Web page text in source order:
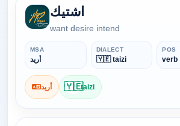
اشتيك
want desire intend
MSA
أريد
DIALECT
🇾🇪 taizi
POS
verb
أريد 🇾🇪taizi